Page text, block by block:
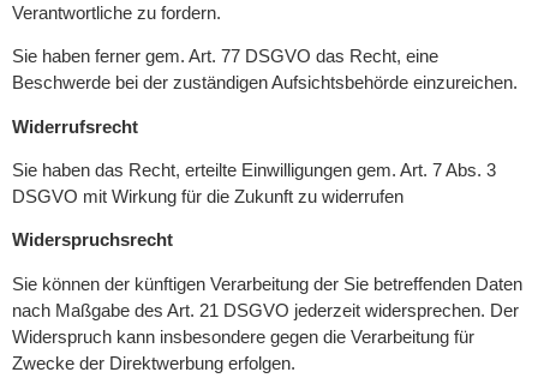
Verantwortliche zu fordern.
Sie haben ferner gem. Art. 77 DSGVO das Recht, eine
Beschwerde bei der zuständigen Aufsichtsbehörde einzureichen.
Widerrufsrecht
Sie haben das Recht, erteilte Einwilligungen gem. Art. 7 Abs. 3
DSGVO mit Wirkung für die Zukunft zu widerrufen
Widerspruchsrecht
Sie können der künftigen Verarbeitung der Sie betreffenden Daten
nach Maßgabe des Art. 21 DSGVO jederzeit widersprechen. Der
Widerspruch kann insbesondere gegen die Verarbeitung für
Zwecke der Direktwerbung erfolgen.